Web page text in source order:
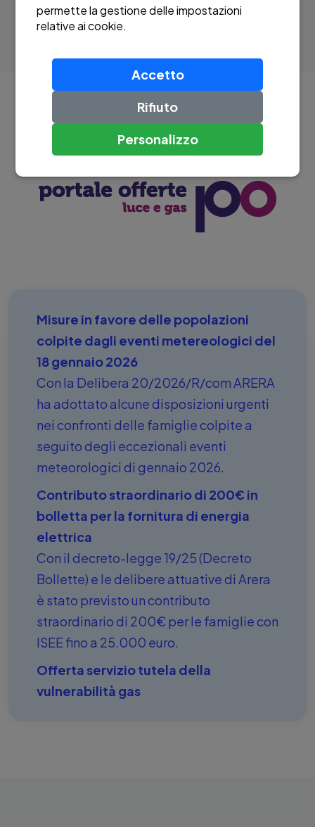
È ON LINE IL PORTALE OFFERTE PREVISTO
DALL'AUTORITÀ DI SETTORE
Misure in favore delle popolazioni
colpite dagli eventi metereologici del
18 gennaio 2026
Con la Delibera 20/2026/R/com ARERA
ha adottato alcune disposizioni urgenti
nei confronti delle famiglie colpite a
seguito degli eccezionali eventi
meteorologici di gennaio 2026.
Contributo straordinario di 200€ in
bolletta per la fornitura di energia
elettrica
Con il decreto-legge 19/25 (Decreto
Bollette) e le delibere attuative di Arera
è stato previsto un contributo
straordinario di 200€ per le famiglie con
ISEE fino a 25.000 euro.
Offerta servizio tutela della
vulnerabilità gas
permette la gestione delle impostazioni
relative ai cookie.
Accetto
Rifiuto
Personalizzo